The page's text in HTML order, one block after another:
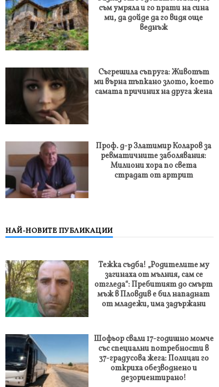
съм умряла и го прати на сина
ми, да дойде да го видя още
веднъж
Съгрешила съпруга: Животът
ми върна тъпкано злото, което
самата причиних на друга жена
Проф. д-р Златимир Коларов за
ревматичните заболявания:
Милиони хора по света
страдат от артрит
НАЙ-НОВИТЕ ПУБЛИКАЦИИ
Тежка съдба! „Родителите му
загинаха от мълния, сам се
отгледа“: Пребитият до смърт
мъж в Пловдив е бил нападнат
от младежи, има задържани
Шофьор свали 17-годишно момче
със специални потребности в
37-градусова жега: Полицаи го
откриха обезводнено и
дезориентирано!